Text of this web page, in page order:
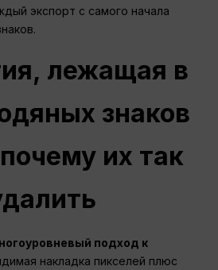
экспорт с самого начала
лежащая в
знаков
их так
подход к
накладка пикселей плюс